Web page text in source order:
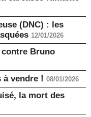
(DNC) : les
12/01/2026
Bruno
à vendre ! 08/01/2026
la mort des